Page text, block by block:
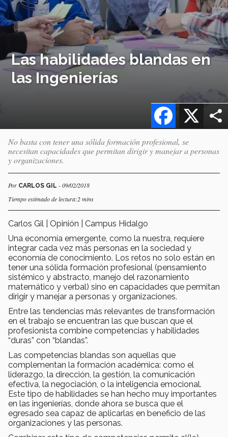
Las habilidades blandas en
las Ingenierías
X
Facebook
No basta con tener una sólida formación profesional, se
necesitan capacidades que permitan dirigir y manejar a personas
y organizaciones.
Por CARLOS GIL - 09/02/2018
Tiempo estimado de lectura:2 mins
Carlos Gil | Opinión | Campus Hidalgo
Una economía emergente, como la nuestra, requiere
integrar cada vez más personas en la sociedad y
economía de conocimiento. Los retos no solo están en
tener una sólida formación profesional (pensamiento
sistémico y abstracto, manejo del razonamiento
matemático y verbal) sino en capacidades que permitan
dirigir y manejar a personas y organizaciones.
Entre las tendencias más relevantes de transformación
en el trabajo se encuentran las que buscan que el
profesionista combine competencias y habilidades
“duras” con “blandas”.
Las competencias blandas son aquellas que
complementan la formación académica: como el
liderazgo, la dirección, la gestión, la comunicación
efectiva, la negociación, o la inteligencia emocional.
Este tipo de habilidades se han hecho muy importantes
en las ingenierías, donde ahora se busca que el
egresado sea capaz de aplicarlas en beneficio de las
organizaciones y las personas.